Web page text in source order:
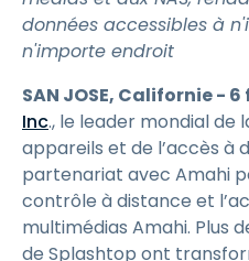
données accessibles à
n'importe endroit
SAN JOSE, Californie - 6
Inc., le leader mondial
appareils et de l’accès à
partenariat avec Amahi
contrôle à distance et
multimédias Amahi. Plus
de Splashtop ont